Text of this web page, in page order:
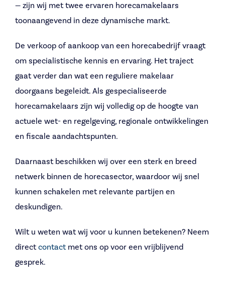
— zijn wij met twee ervaren horecamakelaars
toonaangevend in deze dynamische markt.
De verkoop of aankoop van een horecabedrijf vraagt
om specialistische kennis en ervaring. Het traject
gaat verder dan wat een reguliere makelaar
doorgaans begeleidt. Als gespecialiseerde
horecamakelaars zijn wij volledig op de hoogte van
actuele wet- en regelgeving, regionale ontwikkelingen
en fiscale aandachtspunten.
Daarnaast beschikken wij over een sterk en breed
netwerk binnen de horecasector, waardoor wij snel
kunnen schakelen met relevante partijen en
deskundigen.
Wilt u weten wat wij voor u kunnen betekenen? Neem
directcontactmet ons op voor een vrijblijvend
gesprek.